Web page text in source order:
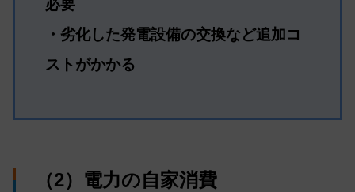
必要
・劣化した発電設備の交換など追加コ
ストがかかる
（2）電力の自家消費